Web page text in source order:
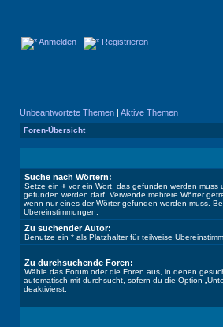
Anmelden Registrieren
Unbeantwortete Themen | Aktive Themen
Foren-Übersicht
Suche nach Wörtern:
Setze ein + vor ein Wort, das gefunden werden muss
gefunden werden darf. Verwende mehrere Wörter
wenn nur eines der Wörter gefunden werden muss.
Übereinstimmungen.
Zu suchender Autor:
Benutze ein * als Platzhalter für teilweise
Zu durchsuchende Foren:
Wähle das Forum oder die Foren aus, in denen
automatisch mit durchsucht, sofern du die Option
deaktivierst.